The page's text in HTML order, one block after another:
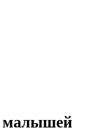
малышей